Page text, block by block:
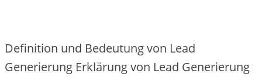
Definition und Bedeutung von Lead
Generierung Erklärung von Lead Generierung